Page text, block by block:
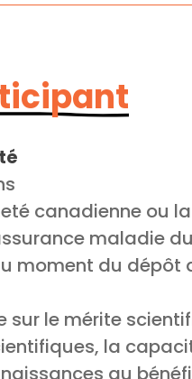
canadienne ou
maladie
moment du dépôt
sur le mérite
la
au